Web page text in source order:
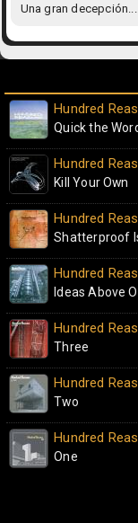
Una gran decepción...
Hundred
Quick the
Hundred
Kill Your Own
Hundred
Shatterproof Is
Hundred
Ideas Above
Hundred
Three
Hundred
Two
Hundred
One